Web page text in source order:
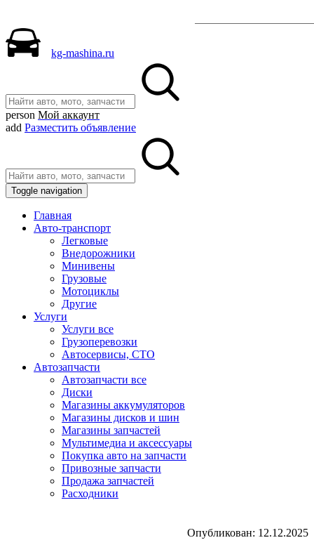
kg-mashina.ru
person Мой аккаунт
add Разместить объявление
Toggle navigation
Главная
Авто-транспорт
Легковые
Внедорожники
Минивены
Грузовые
Мотоциклы
Другие
Услуги
Услуги все
Грузоперевозки
Автосервисы, СТО
Автозапчасти
Автозапчасти все
Диски
Магазины аккумуляторов
Магазины дисков и шин
Магазины запчастей
Мультимедиа и аксессуары
Покупка авто на запчасти
Привозные запчасти
Продажа запчастей
Расходники
Опубликован: 12.12.2025